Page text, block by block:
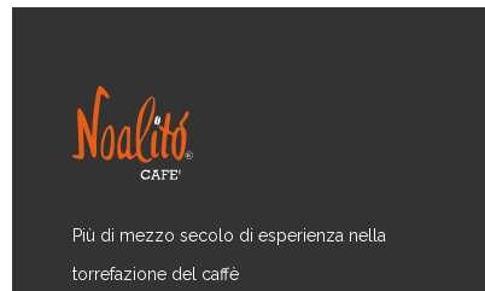
Più di mezzo secolo di esperienza nella
torrefazione del caffè